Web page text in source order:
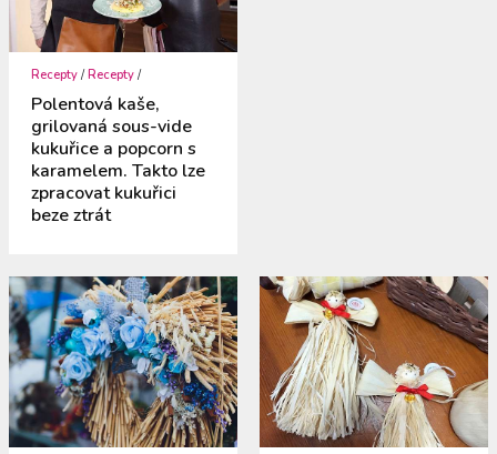
Recepty /Recepty /
Polentová kaše,
grilovaná sous-vide
kukuřice a popcorn s
karamelem. Takto lze
zpracovat kukuřici
beze ztrát